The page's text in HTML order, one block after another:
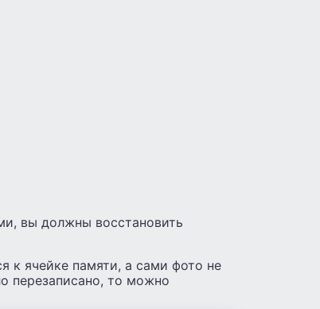
вы должны восстановить
к ячейке памяти, а сами фото не
перезаписано, то можно